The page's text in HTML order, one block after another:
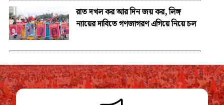
রাত দখল কর আর দিন জয় কর, লিঙ্গ
ন্যায়ের দাবিতে গণজাগরণ এগিয়ে নিয়ে চল